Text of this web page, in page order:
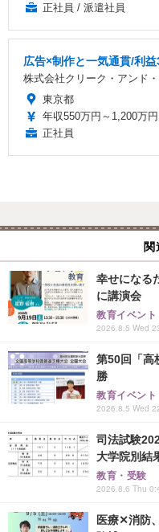
正社員 / 派遣社員
広告×制作と一気通貫/利
株式会社クリーク・アンド
東京都
年収550万円～1,200万円
正社員
関
幸せになる
に講演会
教育イベント
2026.8.5 Wed
第50回「高
勝
教育イベント
2026.8.5 Wed
司法試験
大学院別結
教育・受験
2026.8.6 Thu
医療✕消防